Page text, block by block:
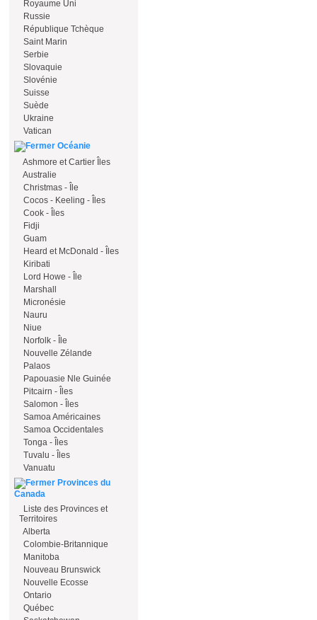
Royaume Uni
Russie
République Tchèque
Saint Marin
Serbie
Slovaquie
Slovénie
Suisse
Suède
Ukraine
Vatican
Océanie
Ashmore et Cartier Îles
Australie
Christmas - Île
Cocos - Keeling - Îles
Cook - Îles
Fidji
Guam
Heard et McDonald - Îles
Kiribati
Lord Howe - Île
Marshall
Micronésie
Nauru
Niue
Norfolk - Île
Nouvelle Zélande
Palaos
Papouasie Nle Guinée
Pitcairn - Îles
Salomon - Îles
Samoa Américaines
Samoa Occidentales
Tonga - Îles
Tuvalu - Îles
Vanuatu
Provinces du
Canada
Liste des Provinces et
Territoires
Alberta
Colombie-Britannique
Manitoba
Nouveau Brunswick
Nouvelle Ecosse
Ontario
Québec